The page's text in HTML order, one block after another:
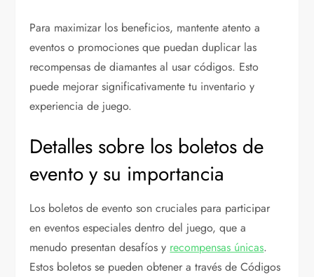
Para maximizar los beneficios, mantente atento a
eventos o promociones que puedan duplicar las
recompensas de diamantes al usar códigos. Esto
puede mejorar significativamente tu inventario y
experiencia de juego.
Detalles sobre los boletos de
evento y su importancia
Los boletos de evento son cruciales para participar
en eventos especiales dentro del juego, que a
menudo presentan desafíos y recompensas únicas.
Estos boletos se pueden obtener a través de Códigos